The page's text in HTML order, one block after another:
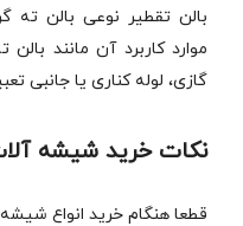
بالن تقطیر نوعی بالن ته
موارد کاربرد آن مانند
گازی، لوله کناری یا جانبی
نکات خرید شیشه
قطعا هنگام خرید انواع